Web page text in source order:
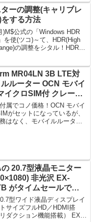
...
ーの調整(キャリブレ
する方法
)M$公式の「Windows HDR
を使(ツコ)～て、HDR(High
の調整をシタル！HDRと
MR04LN 3B LTE対
ルーター OCN モバイ
イクロSIM付 クレード
イムセールで17,800
属でコノ価格！OCN モバイ
がセットになっているが、
はなく、モバイルルーター
の 20.7型液晶モニター
非光沢 EX-
がタイムセールで
型ワイド液晶ディスプレイ
トサイズフルHD／HDMI搭
ダクション機能搭載） EX-